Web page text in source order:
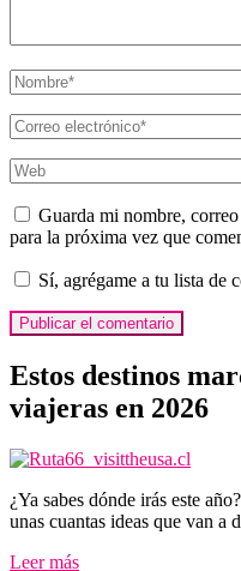
Nombre*
Correo
eletrónico*
Web
Guarda mi nombre,
para la próxima vez que
Sí, agrégame a tu lista de
Estos destinos
viajeras en 2026
¿Ya sabes dónde irás este
unas cuantas ideas que van a
Leer más